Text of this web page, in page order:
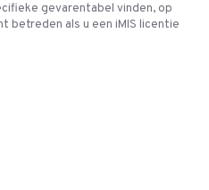
gevarentabel vinden, op
betreden als u een iMIS licentie